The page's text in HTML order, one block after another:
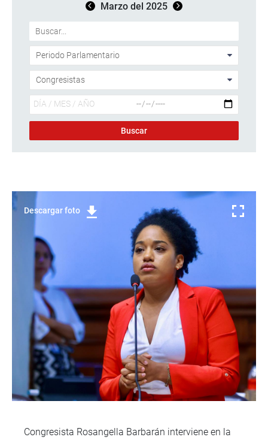
Marzo del 2025
Descargar foto
Congresista Rosangella Barbarán interviene en la